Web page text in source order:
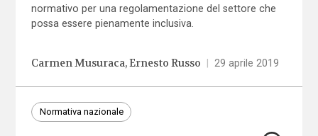
normativo per una regolamentazione del settore che
possa essere pienamente inclusiva.
Carmen Musuraca Ernesto Russo 29 aprile 2019
Normativa nazionale